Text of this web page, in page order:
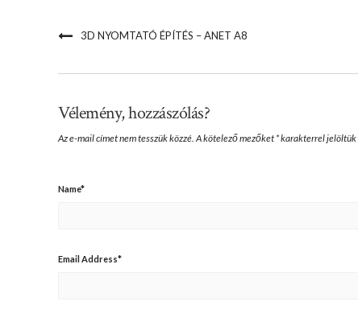
3D NYOMTATÓ ÉPÍTÉS – ANET A8
Vélemény, hozzászólás?
Az e-mail címet nem tesszük közzé. A kötelező mezőket *karakterrel jelöltük
Name*
Email Address*